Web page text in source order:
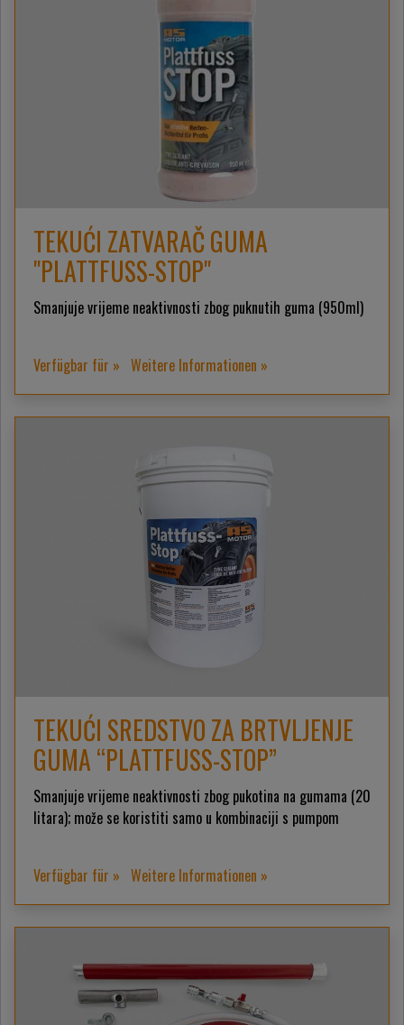
TEKUĆI ZATVARAČ GUMA
"PLATTFUSS-STOP"
Smanjuje vrijeme neaktivnosti zbog puknutih guma (950ml)
Verfügbar für » Weitere Informationen »
TEKUĆI SREDSTVO ZA BRTVLJENJE
GUMA “PLATTFUSS-STOP”
Smanjuje vrijeme neaktivnosti zbog pukotina na gumama (20
litara); može se koristiti samo u kombinaciji s pumpom
Verfügbar für » Weitere Informationen »